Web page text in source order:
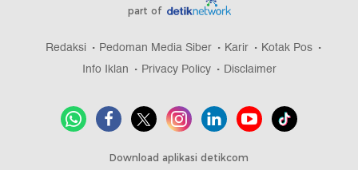
part of
Redaksi Pedoman Media Siber Karir
Kotak Pos
Info Iklan
Privacy Policy Disclaimer
Download aplikasi detikcom